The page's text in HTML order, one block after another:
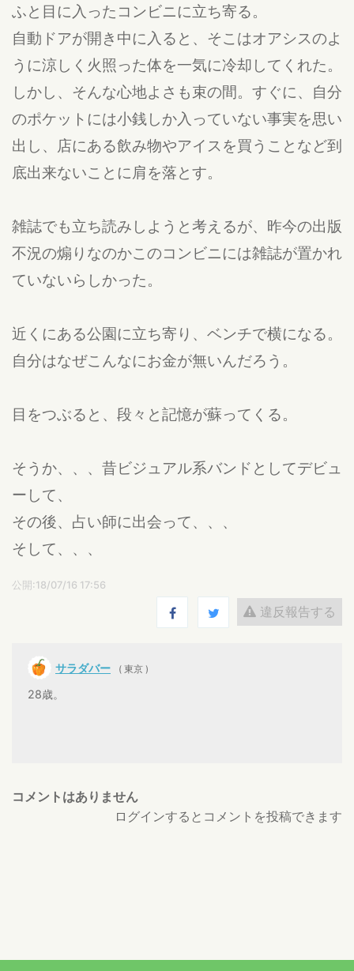
ふと目に入ったコンビニに立ち寄る。
自動ドアが開き中に入ると、そこはオアシスのよ
うに涼しく火照った体を一気に冷却してくれた。
しかし、そんな心地よさも束の間。すぐに、自分
のポケットには小銭しか入っていない事実を思い
出し、店にある飲み物やアイスを買うことなど到
底出来ないことに肩を落とす。
雑誌でも立ち読みしようと考えるが、昨今の出版
不況の煽りなのかこのコンビニには雑誌が置かれ
ていないらしかった。
近くにある公園に立ち寄り、ベンチで横になる。
自分はなぜこんなにお金が無いんだろう。
目をつぶると、段々と記憶が蘇ってくる。
そうか、、、昔ビジュアル系バンドとしてデビュ
ーして、
その後、占い師に出会って、、、
そして、、、
公開:18/07/16 17:56
違反報告する
サラダバー ( 東京 )
28歳。
コメントはありません
ログインするとコメントを投稿できます